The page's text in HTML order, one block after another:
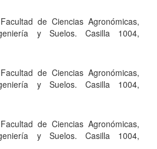
de Ciencias Agronómicas,
y Suelos. Casilla 1004,
de Ciencias Agronómicas,
y Suelos. Casilla 1004,
de Ciencias Agronómicas,
y Suelos. Casilla 1004,